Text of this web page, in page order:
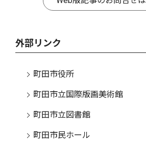
外部リンク
町田市役所
町田市立国際版画美術館
町田市立図書館
町田市民ホール